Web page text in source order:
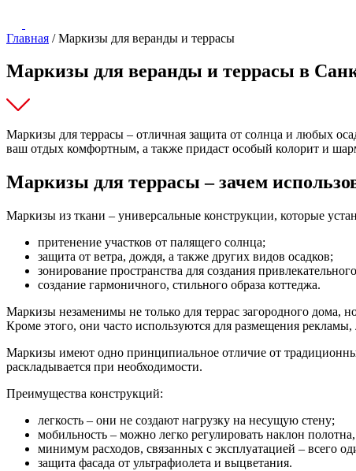
Главная /Маркизы для веранды и террасы
Маркизы для веранды и террасы в
Маркизы для террасы – отличная защита от солнца и любых
ваш отдых комфортным, а также придаст особый колорит и
Маркизы для террасы – зачем
Маркизы из ткани – универсальные конструкции, которые
притенение участков от палящего солнца;
защита от ветра, дождя, а также других видов осадков;
зонирование пространства для создания
создание гармоничного, стильного образа коттеджа.
Маркизы незаменимы не только для террас загородного дома,
Кроме этого, они часто используются для размещения рекламы,
Маркизы имеют одно принципиальное отличие от
раскладывается при необходимости.
Преимущества конструкций:
легкость – они не создают нагрузку на несущую стену;
мобильность – можно легко регулировать наклон
минимум расходов, связанных с эксплуатацией – всего
защита фасада от ультрафиолета и выцветания.